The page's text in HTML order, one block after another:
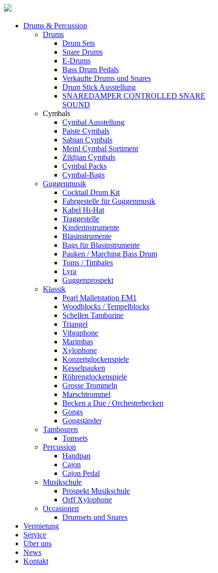
Drums & Percussion
Drums
Drum Sets
Snare Drums
E-Drums
Bass Drum Pedals
Verkaufte Drums und Snares
Drum Stick Ausstellung
SNAREDAMPER CONTROLLED SNARE
SOUND
Cymbals
Cymbal Ausstellung
Paiste Cymbals
Sabian Cymbals
Meinl Cymbal Sortiment
Zildjian Cymbals
Cymbal Packs
Cymbal-Bags
Guggenmusik
Cocktail Drum Kit
Fahrgestelle für Guggenmusik
Kabel Hi-Hat
Traggestelle
Kinderinstrumente
Blasinstrumente
Bags für Blasinstrumente
Pauken / Marching Bass Drum
Toms / Timbales
Lyra
Guggenprospekt
Klassik
Pearl Malletstation EM1
Woodblocks / Tempelblocks
Schellen Tamburine
Triangel
Vibraphone
Marimbas
Xylophone
Konzertglockenspiele
Kesselpauken
Röhren­glocken­spiele
Grosse Trommeln
Marschtrommel
Becken a Due / Orchester­becken
Gongs
Gongständer
Tambouren
Tomsets
Percussion
Handpan
Cajon
Cajon Pedal
Musikschule
Prospekt Musikschule
Orff Xylophone
Occasionen
Drumsets und Snares
Vermietung
Service
Über uns
News
Kontakt